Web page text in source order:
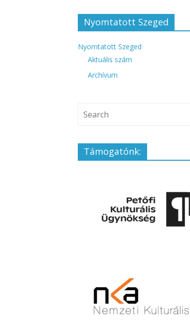
Nyomtatott Szeged
Nyomtatott Szeged
Aktuális szám
Archívum
Támogatónk: